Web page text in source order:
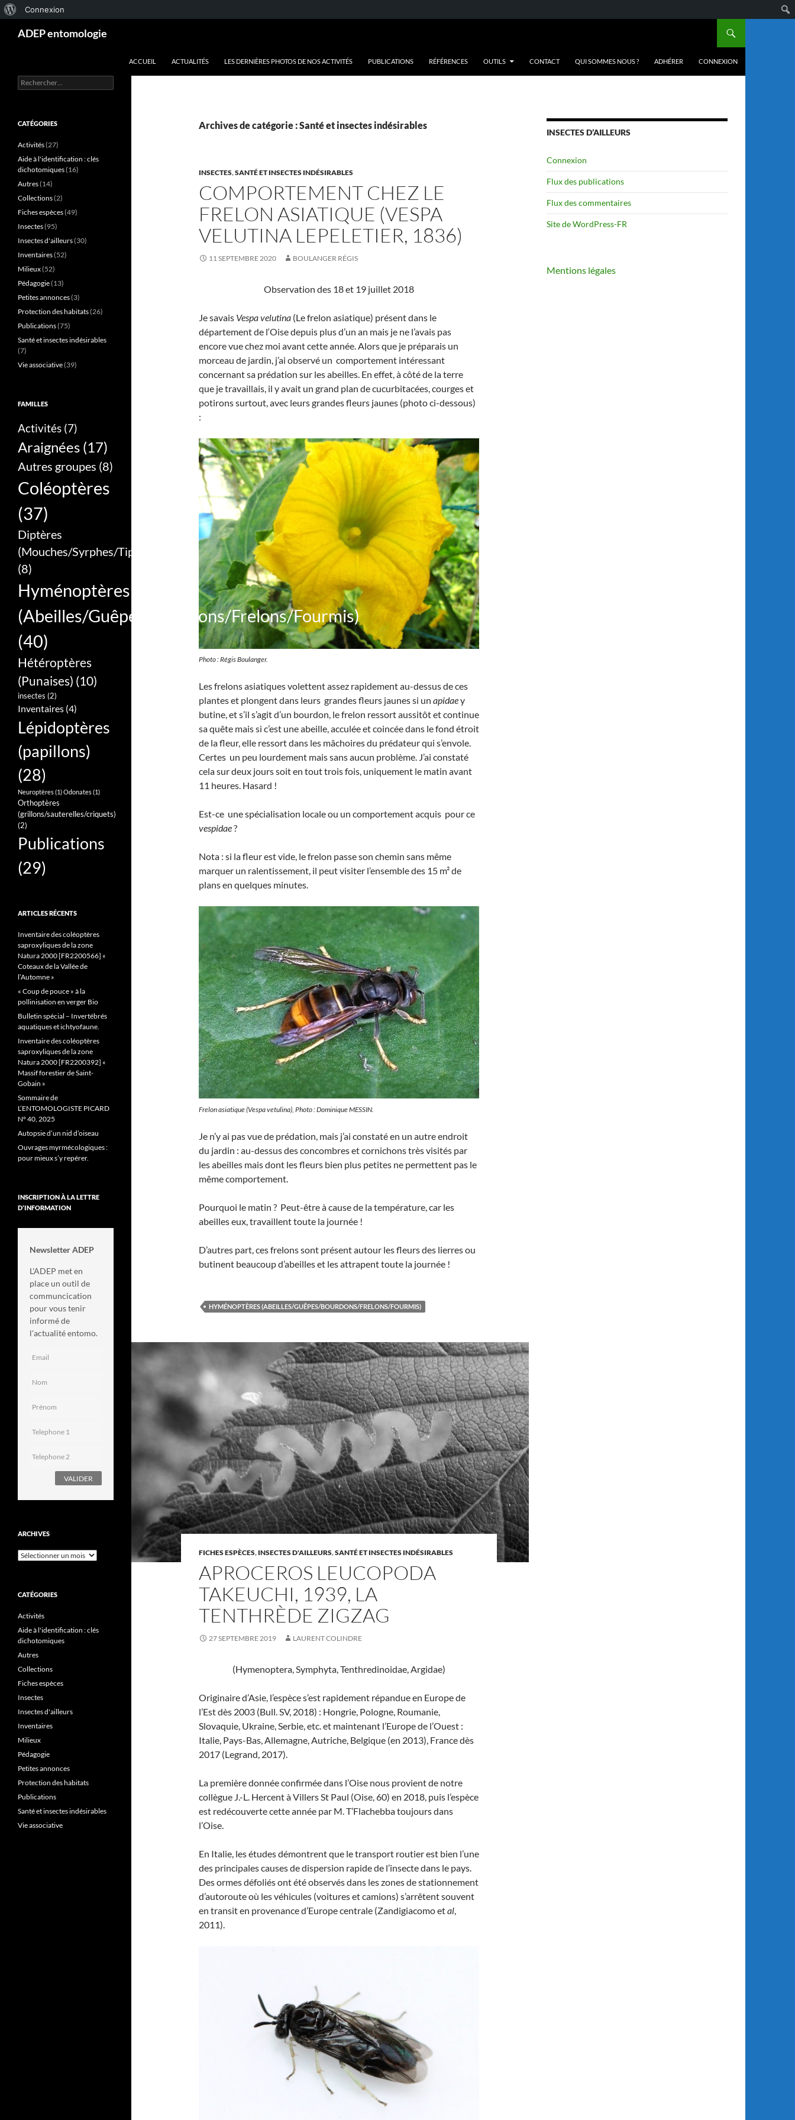
propos
Connexion
ADEP entomologie
ACCUEIL ACTUALITÉS LES DERNIÈRES PHOTOS DE NOS ACTIVITÉS PUBLICATIONS RÉFÉRENCES OUTILS CONTACT QUI SOMMES NOUS ? ADHÉRER CONNEXION
Archives de catégorie : Santé et insectes indésirables
INSECTES,SANTÉ ET INSECTES INDÉSIRABLES
COMPORTEMENT CHEZ LE
FRELON ASIATIQUE (VESPA
VELUTINA LEPELETIER, 1836)
11 SEPTEMBRE 2020 BOULANGER RÉGIS
Observation des 18 et 19 juillet 2018
Je savais Vespa velutina (Le frelon asiatique) présent dans le
département de l‘Oise depuis plus d’un an mais je ne l’avais pas
encore vue chez moi avant cette année. Alors que je préparais un
morceau de jardin, j’ai observé un comportement intéressant
concernant sa prédation sur les abeilles. En effet, à côté de la terre
que je travaillais, il y avait un grand plan de cucurbitacées, courges et
potirons surtout, avec leurs grandes fleurs jaunes (photo ci-dessous)
:
Photo : Régis Boulanger.
Les frelons asiatiques volettent assez rapidement au-dessus de ces
plantes et plongent dans leurs grandes fleurs jaunes si un apidaey
butine, et s’il s’agit d’un bourdon, le frelon ressort aussitôt et continue
sa quête mais si c’est une abeille, acculée et coincée dans le fond étroit
de la fleur, elle ressort dans les mâchoires du prédateur qui s’envole.
Certes un peu lourdement mais sans aucun problème. J’ai constaté
cela sur deux jours soit en tout trois fois, uniquement le matin avant
11 heures. Hasard !
Est-ce une spécialisation locale ou un comportement acquis pour ce
vespidae?
Nota : si la fleur est vide, le frelon passe son chemin sans même
marquer un ralentissement, il peut visiter l’ensemble des 15 m² de
plans en quelques minutes.
Frelon asiatique (Vespa vetulina), Photo : Dominique MESSIN.
Je n’y ai pas vue de prédation, mais j’ai constaté en un autre endroit
du jardin : au-dessus des concombres et cornichons très visités par
les abeilles mais dont les fleurs bien plus petites ne permettent pas le
même comportement.
Pourquoi le matin ? Peut-être à cause de la température, car les
abeilles eux, travaillent toute la journée !
D’autres part, ces frelons sont présent autour les fleurs des lierres ou
butinent beaucoup d’abeilles et les attrapent toute la journée !
HYMÉNOPTÈRES (ABEILLES/GUÊPES/BOURDONS/FRELONS/FOURMIS)
FICHES ESPÈCES, INSECTES D'AILLEURS,SANTÉ ET INSECTES INDÉSIRABLES
APROCEROS LEUCOPODA
TAKEUCHI, 1939, LA
TENTHRÈDE ZIGZAG
27 SEPTEMBRE 2019 LAURENT COLINDRE
(Hymenoptera, Symphyta, Tenthredinoidae, Argidae)
Originaire d’Asie, l’espèce s’est rapidement répandue en Europe de
l’Est dès 2003 (Bull. SV, 2018) : Hongrie, Pologne, Roumanie,
Slovaquie, Ukraine, Serbie, etc. et maintenant l’Europe de l’Ouest :
Italie, Pays-Bas, Allemagne, Autriche, Belgique (en 2013), France dès
2017 (Legrand, 2017).
La première donnée confirmée dans l’Oise nous provient de notre
collègue J.-L. Hercent à Villers St Paul (Oise, 60) en 2018, puis l’espèce
est redécouverte cette année par M. T’Flachebba toujours dans
l’Oise.
En Italie, les études démontrent que le transport routier est bien l’une
des principales causes de dispersion rapide de l’insecte dans le pays.
Des ormes défoliés ont été observés dans les zones de stationnement
d’autoroute où les véhicules (voitures et camions) s’arrêtent souvent
en transit en provenance d’Europe centrale (Zandigiacomo etal
2011).
INSECTES D’AILLEURS
Connexion
Flux des publications
Flux des commentaires
Site de WordPress-FR
Mentions légales
Rechercher :
CATÉGORIES
Activités(27)
Aide à l'identification : clés
dichotomiques(16)
Autres(14)
Collections(2)
Fiches espèces(49)
Insectes(95)
Insectes d'ailleurs(30)
Inventaires(52)
Milieux(52)
Pédagogie(13)
Petites annonces(3)
Protection des habitats(26)
Publications(75)
Santé et insectes indésirables
(7)
Vie associative(39)
FAMILLES
Activités (7)
Araignées (17)
Autres groupes (8)
Coléoptères
(37)
Diptères
(Mouches/Syrphes/Tipules)
(8)
Hyménoptères
(Abeilles/Guêpes/Bourdons/Frelons/Fourmis)
(40)
Hétéroptères
(Punaises) (10)
insectes (2)
Inventaires (4)
Lépidoptères
(papillons)
(28)
Neuroptères(1)Odonates(1)
Orthoptères
(grillons/sauterelles/criquets)
(2)
Publications
(29)
ARTICLES RÉCENTS
Inventaire des coléoptères
saproxyliques de la zone
Natura 2000 [FR2200566] «
Coteaux de la Vallée de
l’Automne »
« Coup de pouce » à la
pollinisation en verger Bio
Bulletin spécial – Invertébrés
aquatiques et ichtyofaune.
Inventaire des coléoptères
saproxyliques de la zone
Natura 2000 [FR2200392] «
Massif forestier de Saint-
Gobain »
Sommaire de
L’ENTOMOLOGISTE PICARD
N° 40, 2025
Autopsie d’un nid d’oiseau
Ouvrages myrmécologiques :
pour mieux s’y repérer.
INSCRIPTION À LA LETTRE
D’INFORMATION
Newsletter ADEP
L'ADEP met en
place un outil de
communcication
pour vous tenir
informé de
l'actualité entomo.
ARCHIVES
Archives
CATÉGORIES
Activités
Aide à l'identification : clés
dichotomiques
Autres
Collections
Fiches espèces
Insectes
Insectes d'ailleurs
Inventaires
Milieux
Pédagogie
Petites annonces
Protection des habitats
Publications
Santé et insectes indésirables
Vie associative